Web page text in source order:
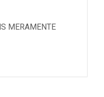
MERAMENTE